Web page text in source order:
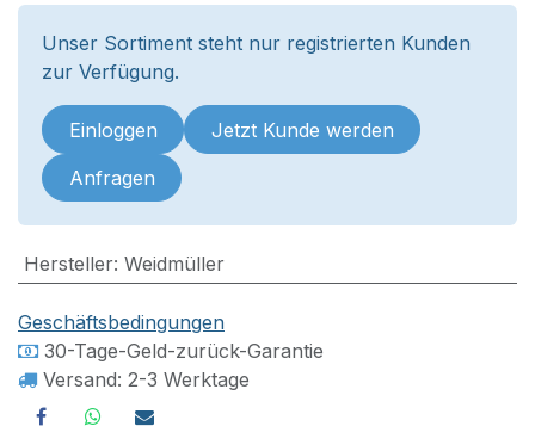
Unser Sortiment steht nur registrierten Kunden
zur Verfügung.
Einloggen Jetzt Kunde werden
Anfragen
Hersteller: Weidmüller
Geschäftsbedingungen
30-Tage-Geld-zurück-Garantie
Versand: 2-3 Werktage